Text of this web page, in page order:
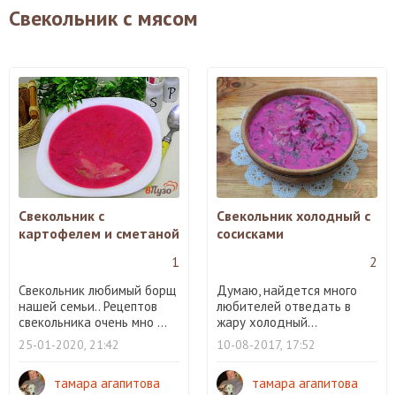
Свекольник с мясом
Свекольник с
картофелем и сметаной
1
Свекольник любимый борщ
нашей семьи.. Рецептов
свекольника очень мно ...
25-01-2020, 21:42
тамара агапитова
Свекольник холодный с
сосисками
2
Думаю, найдется много
любителей отведать в
жару холодный...
10-08-2017, 17:52
тамара агапитова